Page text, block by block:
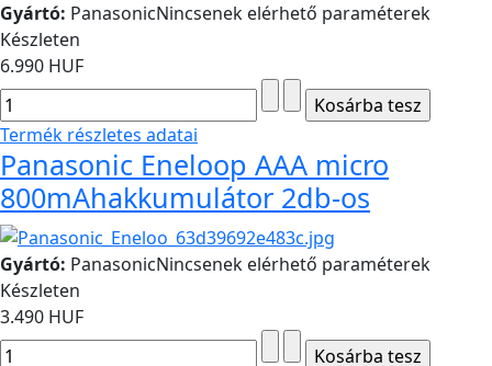
Gyártó: PanasonicNincsenek elérhető paraméterek
Készleten
6.990 HUF
Termék részletes adatai
Panasonic Eneloop AAA micro
800mAhakkumulátor 2db-os
Gyártó: PanasonicNincsenek elérhető paraméterek
Készleten
3.490 HUF